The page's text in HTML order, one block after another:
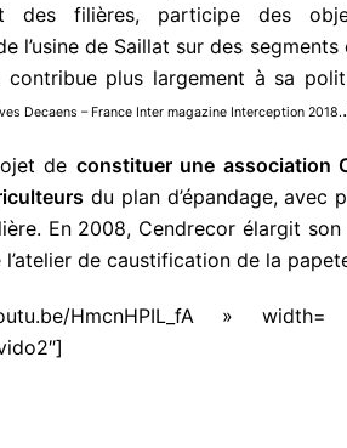
des filières, participe des
l’usine de Saillat sur des
plus largement à sa
Decaens – France Inter magazine Interception 2018.
de constituer une association
du plan d’épandage, avec
En 2008, Cendrecor élargit
de caustification de la
HmcnHPIL_fA »